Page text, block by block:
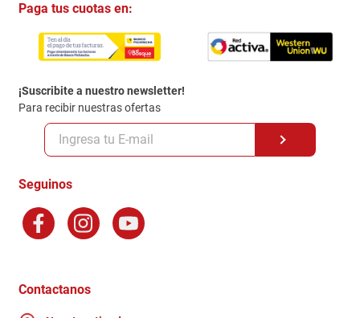
Trabaja con Nosotros
Contacto
Crédito Directo
Garantia
Politica de Privacidad
Políticas y condiciones GiftCard
Formas de Pago
Terminos y Condiciones
Factura Electronica
Ganadores - Promociones
Paga tus cuotas en:
¡Suscribite a nuestro newsletter!
Para recibir nuestras ofertas
Seguinos
Contactanos